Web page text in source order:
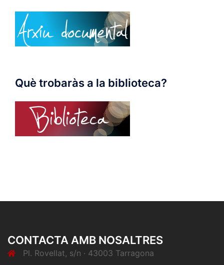
Què trobaràs a la biblioteca?
CONTACTA AMB NOSALTRES
Pl. Rovellat, s/n · 43003 Tarragona